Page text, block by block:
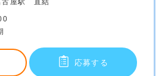
屋駅 直結
応募する